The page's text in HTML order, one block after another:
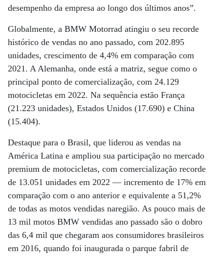
desempenho da empresa ao longo dos últimos anos”.
Globalmente, a BMW Motorrad atingiu o seu recorde
histórico de vendas no ano passado, com 202.895
unidades, crescimento de 4,4% em comparação com
2021. A Alemanha, onde está a matriz, segue como o
principal ponto de comercialização, com 24.129
motocicletas em 2022. Na sequência estão França
(21.223 unidades), Estados Unidos (17.690) e China
(15.404).
Destaque para o Brasil, que liderou as vendas na
América Latina e ampliou sua participação no mercado
premium de motocicletas, com comercialização recorde
de 13.051 unidades em 2022 — incremento de 17% em
comparação com o ano anterior e equivalente a 51,2%
de todas as motos vendidas naregião. As pouco mais de
13 mil motos BMW vendidas ano passado são o dobro
das 6,4 mil que chegaram aos consumidores brasileiros
em 2016, quando foi inaugurada o parque fabril de